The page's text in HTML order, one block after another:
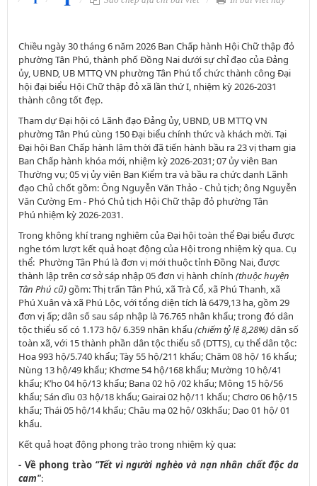
Chiều ngày 30 tháng 6 năm 2026 Ban Chấp hành Hội Chữ thập đỏ
phường Tân Phú, thành phố Đồng Nai dưới sự chỉ đạo của Đảng
ủy, UBND, UB MTTQ VN phường Tân Phú tổ chức thành công Đại
hội đại biểu Hội Chữ thập đỏ xã lần thứ I, nhiệm kỳ 2026-2031
thành công tốt đẹp.
Tham dự Đại hội có Lãnh đạo Đảng ủy, UBND, UB MTTQ VN
phường Tân Phú cùng 150 Đại biểu chính thức và khách mời. Tại
Đại hội Ban Chấp hành lâm thời đã tiến hành bầu ra 23 vị tham gia
Ban Chấp hành khóa mới, nhiệm kỳ 2026-2031; 07 ủy viên Ban
Thường vụ; 05 vị ủy viên Ban Kiểm tra và bầu ra chức danh Lãnh
đạo Chủ chốt gồm: Ông Nguyễn Văn Thảo - Chủ tịch; ông Nguyễn
Văn Cường Em - Phó Chủ tịch Hội Chữ thập đỏ phường Tân
Phú nhiệm kỳ 2026-2031.
Trong không khí trang nghiêm của Đại hội toàn thể Đại biểu được
nghe tóm lượt kết quả hoạt động của Hội trong nhiệm kỳ qua. Cụ
thể: Phường Tân Phú là đơn vị mới thuộc tỉnh Đồng Nai, được
thành lập trên cơ sở sáp nhập 05 đơn vị hành chính (thuộc huyện
Tân Phú cũ)gồm: Thị trấn Tân Phú, xã Trà Cổ, xã Phú Thanh, xã
Phú Xuân và xã Phú Lộc, với tổng diện tích là6479,13 ha, gồm 29
đơn vị ấp; dân số sau sáp nhập là 76.765 nhân khẩu; trong đó dân
tộc thiểu số có 1.173 hộ/ 6.359 nhân khẩu (chiếm tỷ lệ 8,28%)dân số
toàn xã, với 15 thành phần dân tộc thiểu số (DTTS), cụ thể dân tộc:
Hoa 993 hộ/5.740 khẩu; Tày 55 hộ/211 khẩu; Chăm 08 hộ/ 16 khẩu;
Nùng 13 hộ/49 khẩu; Khơme 54 hộ/168 khẩu; Mường 10 hộ/41
khẩu; K’ho 04 hộ/13 khẩu; Bana 02 hộ /02 khẩu; Mông 15 hộ/56
khẩu; Sán dìu 03 hộ/18 khẩu; Gairai 02 hộ/11 khẩu; Chơro 06 hộ/15
khẩu; Thái 05 hộ/14 khẩu; Châu mạ 02 hộ/ 03khẩu; Dao 01 hộ/ 01
khẩu.
Kết quả hoạt động phong trào trong nhiệm kỳ qua:
- Về phong trào “Tết vì người nghèo và nạn nhân chất độc da
cam":